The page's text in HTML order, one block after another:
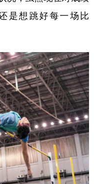
是想跳好每一场比